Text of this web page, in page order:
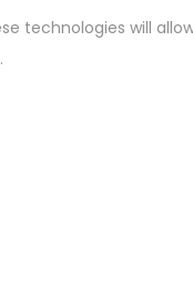
technologies will